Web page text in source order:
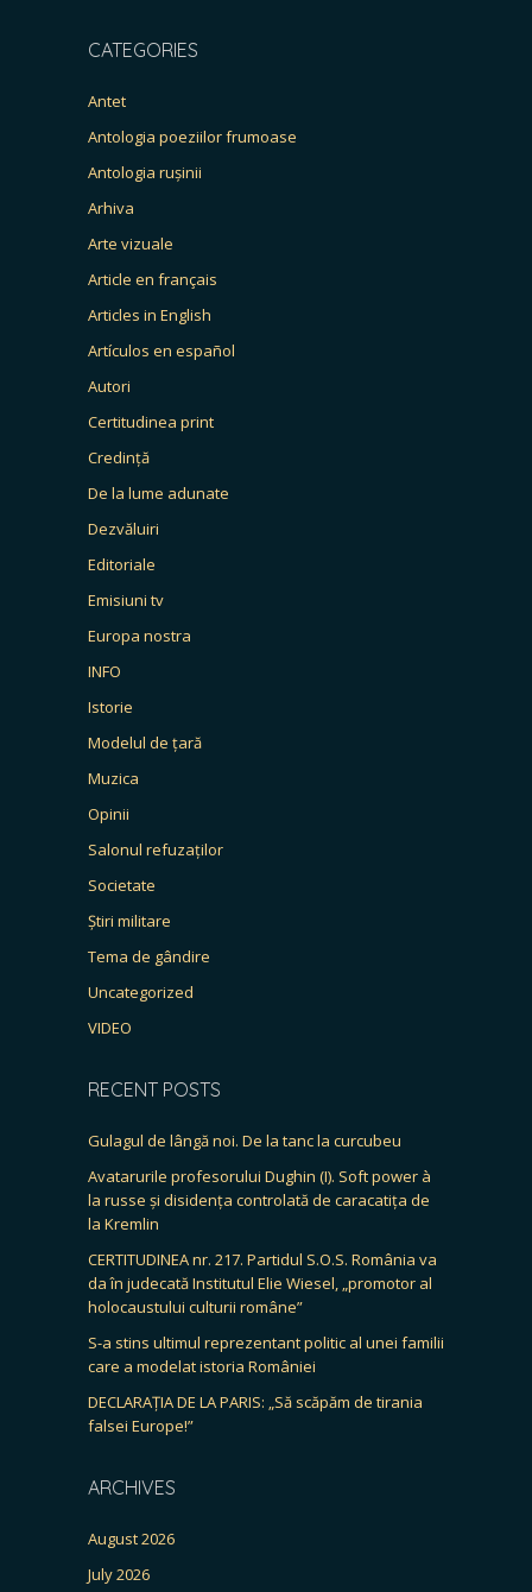
CATEGORIES
Antet
Antologia poeziilor frumoase
Antologia rușinii
Arhiva
Arte vizuale
Article en français
Articles in English
Artículos en español
Autori
Certitudinea print
Credință
De la lume adunate
Dezvăluiri
Editoriale
Emisiuni tv
Europa nostra
INFO
Istorie
Modelul de țară
Muzica
Opinii
Salonul refuzaților
Societate
Știri militare
Tema de gândire
Uncategorized
VIDEO
RECENT POSTS
Gulagul de lângă noi. De la tanc la curcubeu
Avatarurile profesorului Dughin (I). Soft power à
la russe și disidența controlată de caracatița de
la Kremlin
CERTITUDINEA nr. 217. Partidul S.O.S. România va
da în judecată Institutul Elie Wiesel, „promotor al
holocaustului culturii române”
S-a stins ultimul reprezentant politic al unei familii
care a modelat istoria României
DECLARAȚIA DE LA PARIS: „Să scăpăm de tirania
falsei Europe!”
ARCHIVES
August 2026
July 2026